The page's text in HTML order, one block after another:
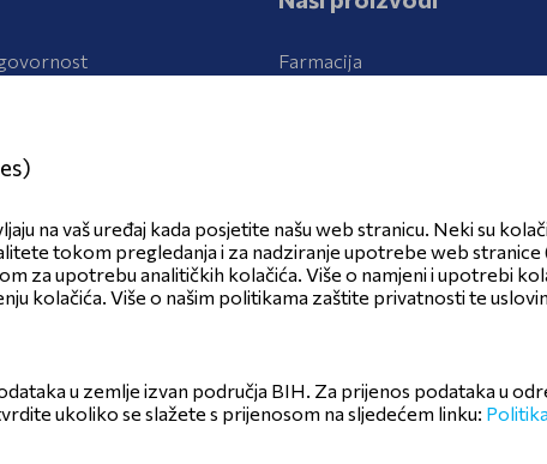
Farmacija
na vaš uređaj kada posjetite našu web stranicu. Neki su
tokom pregledanja i za nadziranje upotrebe web
za upotrebu analitičkih kolačića. Više o namjeni i upotrebi
kolačića. Više o našim politikama zaštite privatnosti te
u zemlje izvan područja BIH. Za prijenos podataka u
ukoliko se slažete s prijenosom na sljedećem linku: